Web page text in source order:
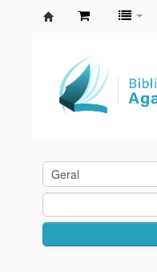
Agamenon
Magalhães